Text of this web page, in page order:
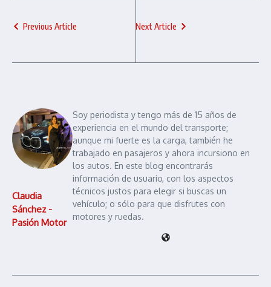
Previous Article Next Article
Claudia
Sánchez -
Pasión Motor
Soy periodista y tengo más de 15 años de
experiencia en el mundo del transporte;
aunque mi fuerte es la carga, también he
trabajado en pasajeros y ahora incursiono en
los autos. En este blog encontrarás
información de usuario, con los aspectos
técnicos justos para elegir si buscas un
vehículo; o sólo para que disfrutes con
motores y ruedas.